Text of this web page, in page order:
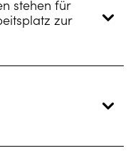
stehen für
zur